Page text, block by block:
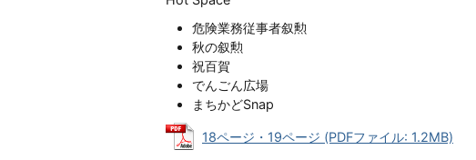
危険業務従事者叙勲
秋の叙勲
祝百賀
でんごん広場
まちかどSnap
18ページ・19ページ (PDFファイル: 1.2MB)